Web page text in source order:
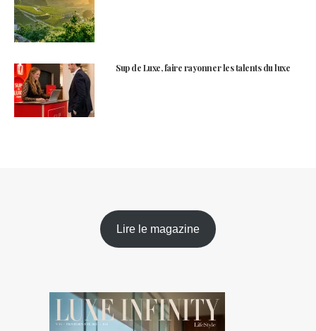
Sup de Luxe, faire rayonner les talents du luxe
Lire le magazine